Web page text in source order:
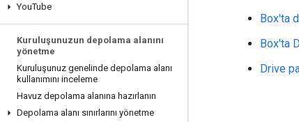
YouTube
Kuruluşunuzun depolama alanını
yönetme
Kuruluşunuz genelinde depolama alanı
kullanımını inceleme
Havuz depolama alanına hazırlanın
Depolama alanı sınırlarını yönetme
Box'ta
Box'ta
Drive